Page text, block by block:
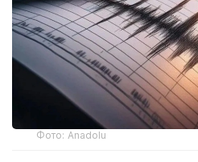
Фото: Аnadolu